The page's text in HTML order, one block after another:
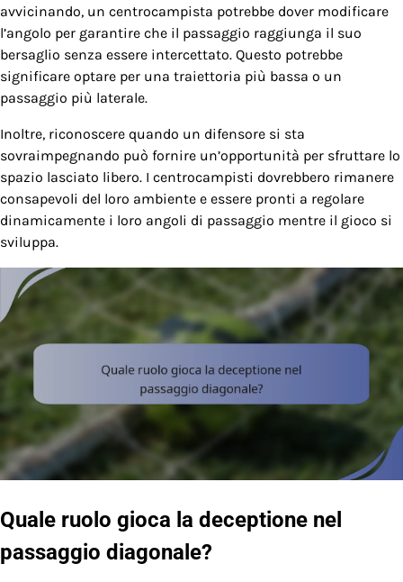
avvicinando, un centrocampista potrebbe dover modificare
l’angolo per garantire che il passaggio raggiunga il suo
bersaglio senza essere intercettato. Questo potrebbe
significare optare per una traiettoria più bassa o un
passaggio più laterale.
Inoltre, riconoscere quando un difensore si sta
sovraimpegnando può fornire un’opportunità per sfruttare lo
spazio lasciato libero. I centrocampisti dovrebbero rimanere
consapevoli del loro ambiente e essere pronti a regolare
dinamicamente i loro angoli di passaggio mentre il gioco si
sviluppa.
Quale ruolo gioca la deceptione nel
passaggio diagonale?